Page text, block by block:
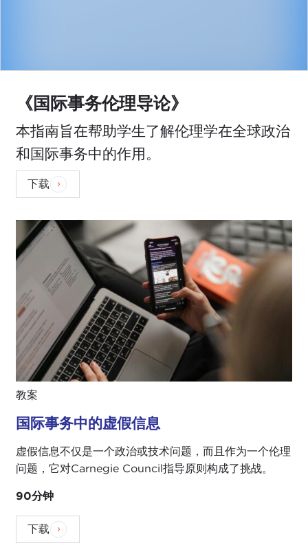
《国际事务伦理导论》
本指南旨在帮助学生了解伦理学在全球政治
和国际事务中的作用。
下载
教案
国际事务中的虚假信息
虚假信息不仅是一个政治或技术问题，而且作为一个伦理
问题，它对Carnegie Council指导原则构成了挑战。
90分钟
下载